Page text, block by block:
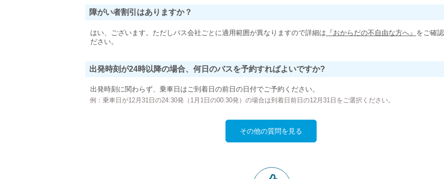
障がい者割引はありますか？
はい、ございます。ただしバス会社ごとに適用範囲が異なりますので詳細は 『おからだの不自由な方へ』 をご確
ださい。
出発時刻が24時以降の場合、何日のバスを予約すればよいですか?
出発時刻に関わらず、乗車日はご到着日の前日の日付でご予約ください。
例：乗車日が12月31日の24:30発（1月1日の00:30発）の場合は到着日前日の12月31日をご選択ください。
その他の質問を見る